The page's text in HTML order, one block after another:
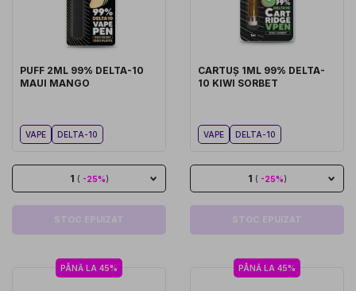
PUFF 2ML 99% DELTA-10
MAUI MANGO
VAPE DELTA-10
1 ( -25%)
STOC EPUIZAT
CARTUȘ 1ML 99% DELTA-
10 KIWI SORBET
VAPE DELTA-10
1 ( -25%)
STOC EPUIZAT
PÂNĂ LA 45% PÂNĂ LA 45%